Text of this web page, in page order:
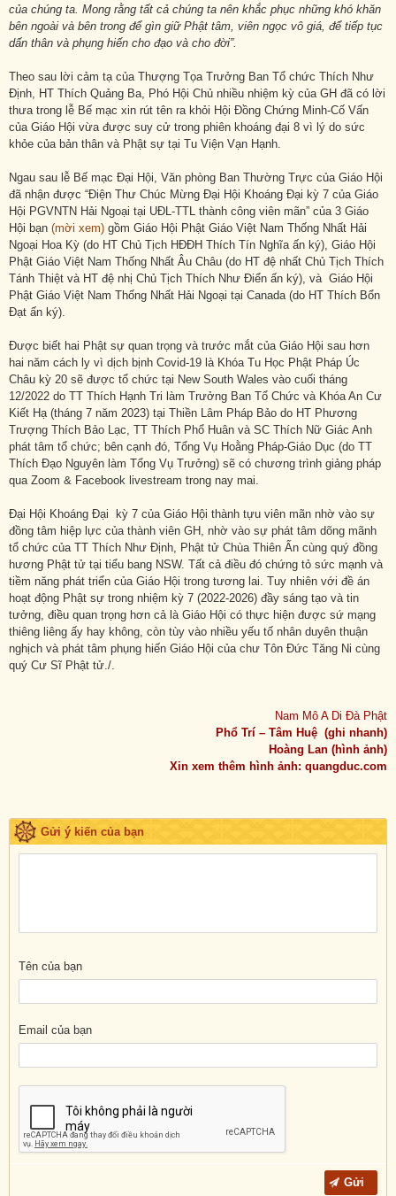
của chúng ta. Mong rằng tất cả chúng ta nên khắc phục những khó khăn
bên ngoài và bên trong để gìn giữ Phật tâm, viên ngọc vô giá, để tiếp tục
dấn thân và phụng hiến cho đạo và cho đời”.
Theo sau lời cảm tạ của Thượng Tọa Trưởng Ban Tổ chức Thích Như
Định, HT Thích Quảng Ba, Phó Hội Chủ nhiều nhiệm kỳ của GH đã có lời
thưa trong lễ Bế mạc xin rút tên ra khỏi Hội Đồng Chứng Minh-Cố Vấn
của Giáo Hội vừa được suy cử trong phiên khoáng đại 8 vì lý do sức
khỏe của bản thân và Phật sự tại Tu Viện Vạn Hạnh.
Ngau sau lễ Bế mạc Đại Hội, Văn phòng Ban Thường Trực của Giáo Hội
đã nhận được “Điện Thư Chúc Mừng Đại Hội Khoáng Đại kỳ 7 của Giáo
Hội PGVNTN Hải Ngoại tại UĐL-TTL thành công viên mãn” của 3 Giáo
Hội bạn (mời xem) gồm Giáo Hội Phật Giáo Việt Nam Thống Nhất Hải
Ngoại Hoa Kỳ (do HT Chủ Tịch HĐĐH Thích Tín Nghĩa ấn ký), Giáo Hội
Phật Giáo Việt Nam Thống Nhất Âu Châu (do HT đệ nhất Chủ Tịch Thích
Tánh Thiệt và HT đệ nhị Chủ Tịch Thích Như Điển ấn ký), và Giáo Hội
Phật Giáo Việt Nam Thống Nhất Hải Ngoại tại Canada (do HT Thích Bổn
Đạt ấn ký).
Được biết hai Phật sự quan trọng và trước mắt của Giáo Hội sau hơn
hai năm cách ly vì dịch bịnh Covid-19 là Khóa Tu Học Phật Pháp Úc
Châu kỳ 20 sẽ được tổ chức tại New South Wales vào cuối tháng
12/2022 do TT Thích Hạnh Tri làm Trưởng Ban Tổ Chức và Khóa An Cư
Kiết Hạ (tháng 7 năm 2023) tại Thiền Lâm Pháp Bảo do HT Phương
Trượng Thích Bảo Lạc, TT Thích Phổ Huân và SC Thích Nữ Giác Anh
phát tâm tổ chức; bên cạnh đó, Tổng Vụ Hoằng Pháp-Giáo Dục (do TT
Thích Đạo Nguyên làm Tổng Vụ Trưởng) sẽ có chương trình giảng pháp
qua Zoom & Facebook livestream trong nay mai.
Đại Hội Khoáng Đại kỳ 7 của Giáo Hội thành tựu viên mãn nhờ vào sự
đồng tâm hiệp lực của thành viên GH, nhờ vào sự phát tâm dõng mãnh
tổ chức của TT Thích Như Định, Phật tử Chùa Thiên Ấn cùng quý đồng
hương Phật tử tại tiểu bang NSW. Tất cả điều đó chứng tỏ sức mạnh và
tiềm năng phát triển của Giáo Hội trong tương lai. Tuy nhiên với đề án
hoạt động Phật sự trong nhiệm kỳ 7 (2022-2026) đầy sáng tạo và tin
tưởng, điều quan trọng hơn cả là Giáo Hội có thực hiện được sứ mạng
thiêng liêng ấy hay không, còn tùy vào nhiều yếu tố nhân duyên thuận
nghịch và phát tâm phụng hiến Giáo Hội của chư Tôn Đức Tăng Ni cùng
quý Cư Sĩ Phật tử./.
Nam Mô A Di Đà Phật
Phổ Trí – Tâm Huệ (ghi nhanh)
Hoàng Lan (hình ảnh)
Xin xem thêm hình ảnh: quangduc.com
Gửi ý kiến của bạn
Tên của bạn
Email của bạn